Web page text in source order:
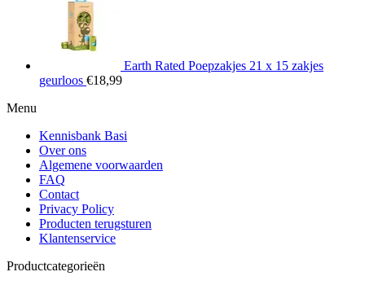
Earth Rated Poepzakjes 21 x 15 zakjes
geurloos €18,99
Menu
Kennisbank Basi
Over ons
Algemene voorwaarden
FAQ
Contact
Privacy Policy
Producten terugsturen
Klantenservice
Productcategorieën